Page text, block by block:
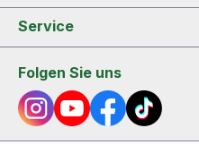
Service
Folgen Sie uns